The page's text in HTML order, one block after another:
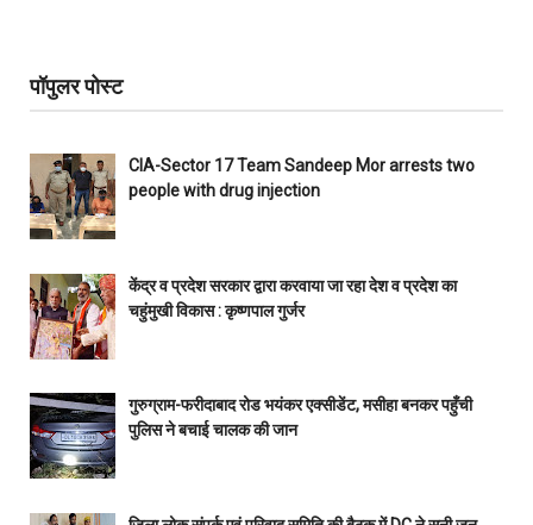
पॉपुलर पोस्ट
CIA-Sector 17 Team Sandeep Mor arrests two
people with drug injection
केंद्र व प्रदेश सरकार द्वारा करवाया जा रहा देश व प्रदेश का
चहुंमुखी विकास : कृष्णपाल गुर्जर
गुरुग्राम-फरीदाबाद रोड भयंकर एक्सीडेंट, मसीहा बनकर पहुँची
पुलिस ने बचाई चालक की जान